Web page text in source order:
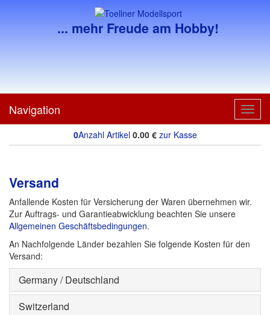
... mehr Freude am Hobby!
Navigation
0Anzahl Artikel 0.00€ zur Kasse
Versand
Anfallende Kosten für Versicherung der Waren übernehmen wir.
Zur Auftrags- und Garantieabwicklung beachten Sie unsere
Allgemeinen Geschäftsbedingungen.
An Nachfolgende Länder bezahlen Sie folgende Kosten für den
Versand:
Germany / Deutschland
Switzerland